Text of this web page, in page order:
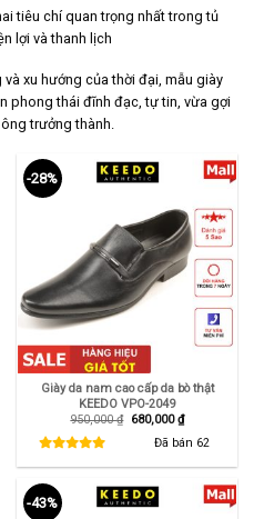
tiêu chí quan trọng nhất trong tủ
lợi và thanh lịch
xu hướng của thời đại, mẫu giày
phong thái đĩnh đạc, tự tin, vừa gợi
trưởng thành.
-28%
Giày da nam cao cấp da bò thật
KEEDO VPO-2049
950,000₫ Giá
680,000₫Giá
hiện
tại
Đã bán 62
-43%